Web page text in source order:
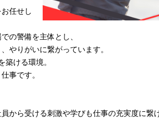
任せし
の警備を主体とし、
やりがいに繋がっています。
ける環境。
事です。
から受ける刺激や学びも仕事の充実度に繋